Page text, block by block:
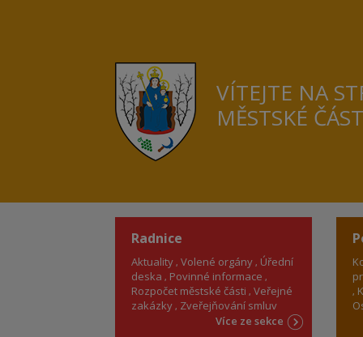
VÍTEJTE NA
MĚSTSKÉ
Radnice
Aktuality Volené orgány Úřední
deska
Povinné informace
Rozpočet městské části Veřejné
zakázky Zveřejňování smluv
Více ze sekce